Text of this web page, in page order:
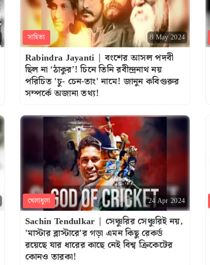
সাহিত্য 8 May 2024
Rabindra Jayanti | বংশের আসল পদবী
ছিল না ‘ঠাকুর’! চিনে তিনি রবীন্দ্রনাথ নয়
পরিচিত 'চু- চেন-তাং' নামে! জানুন কবিগুরুর
সম্পর্কে অজানা তথ্য!
খেলাধুলা 24 Apr 2024
Sachin Tendulkar | সেঞ্চুরির সেঞ্চুরিই নয়,
'মাস্টার ব্লাস্টারে'র গড়া এমন কিছু রেকর্ড
রয়েছে যার ধারের কাছে নেই বিশ্ব ক্রিকেটের
কোনও তারকা!